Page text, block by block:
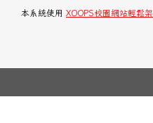
本系統使用 XOOPS校園網站輕鬆架